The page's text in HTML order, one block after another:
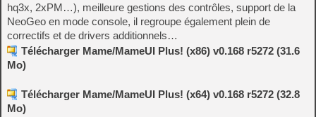
hq3x, 2xPM…), meilleure gestions des contrôles, support de la
NeoGeo en mode console, il regroupe également plein de
correctifs et de drivers additionnels…
Télécharger Mame/MameUI Plus! (x86) v0.168 r5272 (31.6
Mo)
Télécharger Mame/MameUI Plus! (x64) v0.168 r5272 (32.8
Mo)